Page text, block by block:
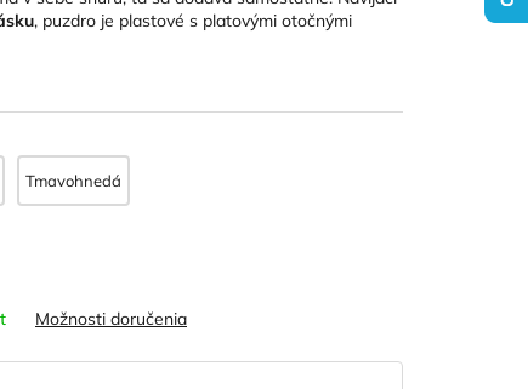
Tmavohnedá
Možnosti doručenia
, puzdro je plastové s platovými otočnými